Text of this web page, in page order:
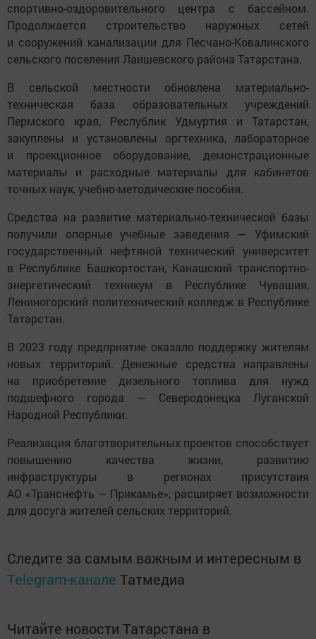
спортивно-оздоровительного центра с бассейном.
Продолжается строительство наружных сетей
и сооружений канализации для Песчано-Ковалинского
сельского поселения Лаишевского района Татарстана.
В сельской местности обновлена материально-
техническая база образовательных учреждений
Пермского края, Республик Удмуртия и Татарстан,
закуплены и установлены оргтехника, лабораторное
и проекционное оборудование, демонстрационные
материалы и расходные материалы для кабинетов
точных наук, учебно-методические пособия.
Средства на развитие материально-технической базы
получили опорные учебные заведения — Уфимский
государственный нефтяной технический университет
в Республике Башкортостан, Канашский транспортно-
энергетический техникум в Республике Чувашия,
Лениногорский политехнический колледж в Республике
Татарстан.
В 2023 году предприятие оказало поддержку жителям
новых территорий. Денежные средства направлены
на приобретение дизельного топлива для нужд
подшефного города — Северодонецка Луганской
Народной Республики.
Реализация благотворительных проектов способствует
повышению качества жизни, развитию
инфраструктуры в регионах присутствия
АО «Транснефть — Прикамье», расширяет возможности
для досуга жителей сельских территорий.
Следите за самым важным и интересным в
Telegram-канале Татмедиа
Читайте новости Татарстана в